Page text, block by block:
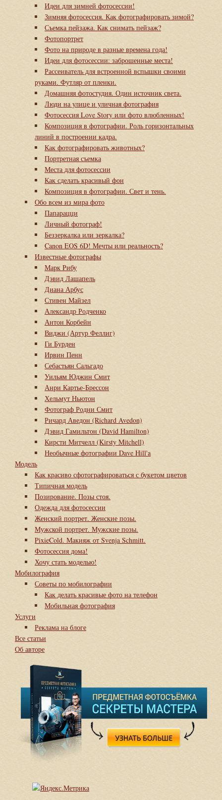
Идеи для зимней фотосессии!
Зимняя фотосессия. Как фотографировать зимой?
Съемка пейзажа. Как снимать пейзаж?
Фотопортрет
Фото на природе в разные времена года!
Идеи для фотосессии: заброшенные места!
Рассеиватель для встроенной вспышки своими
руками. Футляр от пленки.
Домашняя фотостудия. Один источник света.
Люди на улице и уличная фотография
Фотосессия Love Story или фото влюбленных!
Композиция в фотографии. Роль горизонтальных
линий в построении кадра.
Как фотографировать животных?
Портретная съемка
Места для фотосессии
Как сделать красивый фон
Композиция в фотографии. Свет и тень.
Обо всем из мира фото
Папарацци
Личный фотограф!
Беззеркалка или зеркалка?
Canon EOS 6D! Мечты или реальность?
Известные фотографы
Марк Рибу
Дэвид Лашапель
Диана Арбус
Стивен Майзел
Александр Родченко
Антон Корбейн
Виджи (Артур Феллиг)
Ги Бурден
Ирвин Пенн
Себастьян Сальгадо
Уильям Юджин Смит
Анри Картье-Брессон
Хельмут Ньютон
Фотограф Родни Смит
Ричард Аведон (Richard Avedon)
Дэвид Гамильтон (David Hamilton)
Кирсти Митчелл (Kirsty Mitchell)
Необычные фотографии Dave Hill'a
Модель
Как красиво сфотографироваться с букетом цветов
Типичная модель
Позирование. Позы стоя.
Одежда для фотосессии
Женский портрет. Женские позы.
Мужской портрет. Мужские позы.
PixieCold. Макияж от Svenja Schmitt.
Фотосессия дома!
Хочу стать моделью!
Мобилография
Советы по мобилографии
Как делать красивые фото на телефон
Мобильная фотография
Услуги
Реклама на блоге
Все статьи
Об авторе